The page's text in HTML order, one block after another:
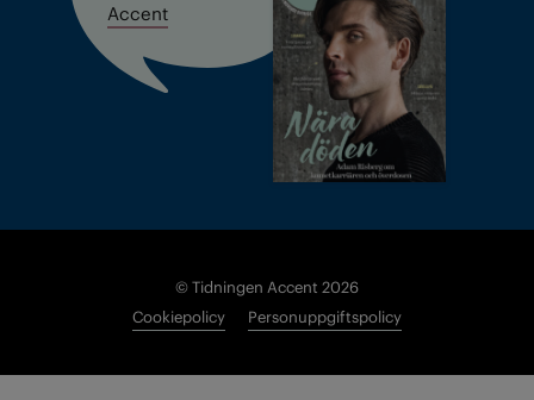
Accent
© Tidningen Accent 2026
Cookiepolicy
Personuppgiftspolicy